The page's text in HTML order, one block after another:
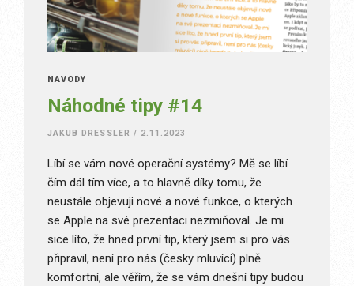
NÁVODY
Náhodné tipy #14
JAKUB DRESSLER / 2.11.2023
Líbí se vám nové operační systémy? Mě se líbí
čím dál tím více, a to hlavně díky tomu, že
neustále objevuji nové a nové funkce, o kterých
se Apple na své prezentaci nezmiňoval. Je mi
sice líto, že hned první tip, který jsem si pro vás
připravil, není pro nás (česky mluvící) plně
komfortní, ale věřím, že se vám dnešní tipy budou